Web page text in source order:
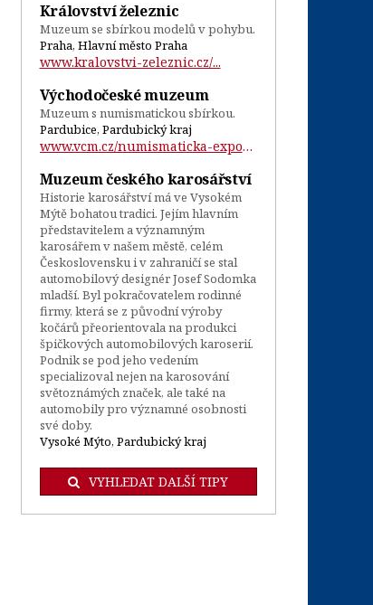
Království železnic
Muzeum se sbírkou modelů v pohybu.
Praha, Hlavní město Praha
www.kralovstvi-zeleznic.cz/...
Východočeské muzeum
Muzeum s numismatickou sbírkou.
Pardubice, Pardubický kraj
www.vcm.cz/numismaticka-expozice-a-kabin...
Muzeum českého karosářství
Historie karosářství má ve Vysokém
Mýtě bohatou tradici. Jejím hlavním
představitelem a významným
karosářem v našem městě, celém
Československu i v zahraničí se stal
automobilový designér Josef Sodomka
mladší. Byl pokračovatelem rodinné
firmy, která se z původní výroby
kočárů přeorientovala na produkci
špičkových automobilových karoserií.
Podnik se pod jeho vedením
specializoval nejen na karosování
světoznámých značek, ale také na
automobily pro významné osobnosti
své doby.
Vysoké Mýto, Pardubický kraj
VYHLEDAT DALŠÍ TIPY